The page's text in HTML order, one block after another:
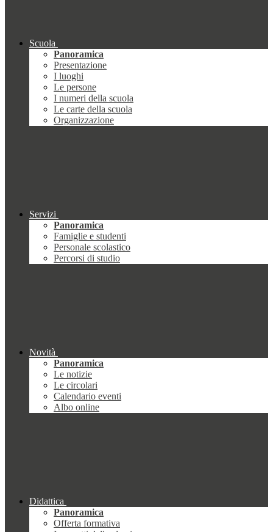
Scuola
Panoramica
Presentazione
I luoghi
Le persone
I numeri della scuola
Le carte della scuola
Organizzazione
Servizi
Panoramica
Famiglie e studenti
Personale scolastico
Percorsi di studio
Novità
Panoramica
Le notizie
Le circolari
Calendario eventi
Albo online
Didattica
Panoramica
Offerta formativa